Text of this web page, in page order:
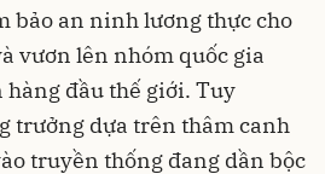
bảo an ninh lương thực cho
vươn lên nhóm quốc gia
đầu thế giới. Tuy
trưởng dựa trên thâm canh
truyền thống đang dần bộc